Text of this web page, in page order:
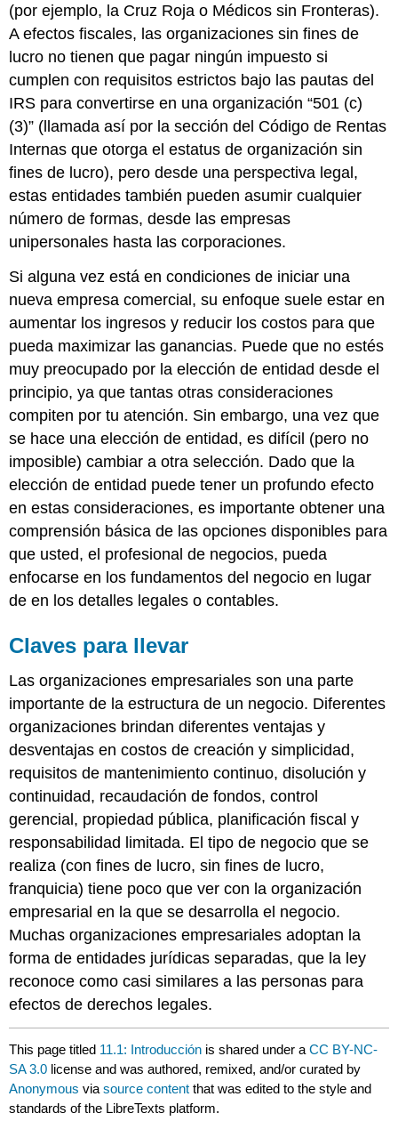
(por ejemplo, la Cruz Roja o Médicos sin Fronteras).
A efectos fiscales, las organizaciones sin fines de
lucro no tienen que pagar ningún impuesto si
cumplen con requisitos estrictos bajo las pautas del
IRS para convertirse en una organización “501 (c)
(3)” (llamada así por la sección del Código de Rentas
Internas que otorga el estatus de organización sin
fines de lucro), pero desde una perspectiva legal,
estas entidades también pueden asumir cualquier
número de formas, desde las empresas
unipersonales hasta las corporaciones.
Si alguna vez está en condiciones de iniciar una
nueva empresa comercial, su enfoque suele estar en
aumentar los ingresos y reducir los costos para que
pueda maximizar las ganancias. Puede que no estés
muy preocupado por la elección de entidad desde el
principio, ya que tantas otras consideraciones
compiten por tu atención. Sin embargo, una vez que
se hace una elección de entidad, es difícil (pero no
imposible) cambiar a otra selección. Dado que la
elección de entidad puede tener un profundo efecto
en estas consideraciones, es importante obtener una
comprensión básica de las opciones disponibles para
que usted, el profesional de negocios, pueda
enfocarse en los fundamentos del negocio en lugar
de en los detalles legales o contables.
Claves para llevar
Las organizaciones empresariales son una parte
importante de la estructura de un negocio. Diferentes
organizaciones brindan diferentes ventajas y
desventajas en costos de creación y simplicidad,
requisitos de mantenimiento continuo, disolución y
continuidad, recaudación de fondos, control
gerencial, propiedad pública, planificación fiscal y
responsabilidad limitada. El tipo de negocio que se
realiza (con fines de lucro, sin fines de lucro,
franquicia) tiene poco que ver con la organización
empresarial en la que se desarrolla el negocio.
Muchas organizaciones empresariales adoptan la
forma de entidades jurídicas separadas, que la ley
reconoce como casi similares a las personas para
efectos de derechos legales.
This page titled 11.1: Introducción is shared under aCC BY-NC-
SA 3.0 license and was authored, remixed, and/or curated by
Anonymous viasource content that was edited to the style and
standards of the LibreTexts platform.